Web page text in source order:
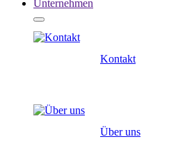
Unternehmen
Kontakt
Über uns